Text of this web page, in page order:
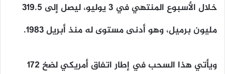
خلال الأسبوع المنتهي في 3 يوليو، ليصل إلى 319.5
مليون برميل، وهو أدنى مستوى له منذ أبريل 1983.
ويأتي هذا السحب في إطار اتفاق أمريكي لضخ 172